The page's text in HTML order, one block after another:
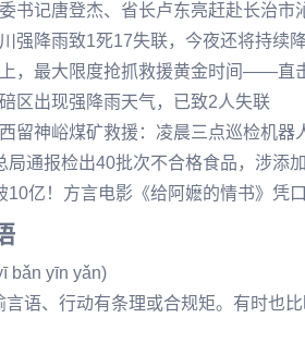
书记唐登杰、省长卢东亮赶赴长治
强降雨致1死17失联，今夜还将持续
，最大限度抢抓救援黄金时间——直
区出现强降雨天气，已致2人失联
留神峪煤矿救援：凌晨三点巡检机器
局通报检出40批次不合格食品，涉添
10亿！方言电影《给阿嬷的情书》凭
bǎn yīn yǎn)
言语、行动有条理或合规矩。有时也